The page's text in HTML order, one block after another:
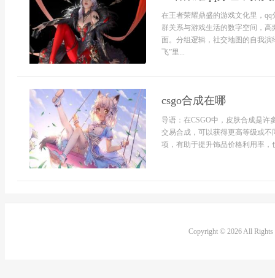
在王者荣耀鼎盛的游戏文化里，
群关系与游戏生活的数字空间，
面。分组逻辑，社交地图的自我演
飞”里...
csgo合成在哪
导语：在CSGO中，皮肤合成是许
交易合成，可以获得更高等级或
项，有助于提升饰品价格利用率
Copyright © 2026 All